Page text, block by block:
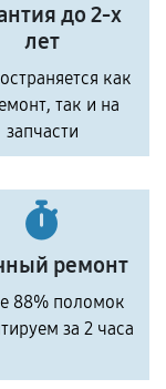
до 2-х
лет
как
так и на
запчасти
ремонт
88% поломок
за 2 часа